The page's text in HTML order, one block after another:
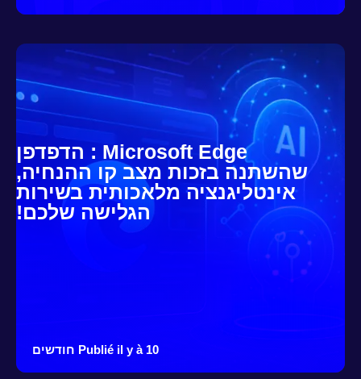
Microsoft Edge : הדפדפן
שהשתנה בזכות מצב קו ההנחיה,
אינטליגנציה מלאכותית בשירות
הגלישה שלכם!
Publié il y à 10 חודשים